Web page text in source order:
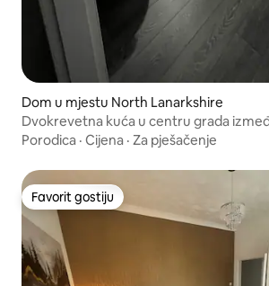
Dom u mjestu North Lanarkshire
Dvokrevetna kuća u centru grada
Edinburgha
Porodica · Cijena · Za pješačenje
Favorit gostiju
Favorit gostiju